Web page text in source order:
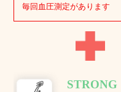
毎回血圧測定があります
STRONG